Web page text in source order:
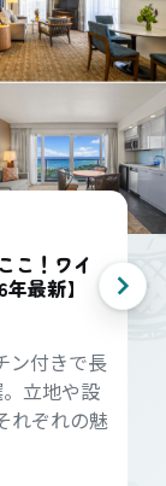
こ！ワイ
最新】
ン付きで長
立地や設
れぞれの魅